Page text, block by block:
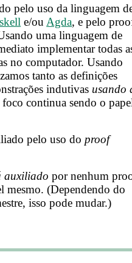
pelo uso da linguagem
e/ou Agda, e pelo
uma linguagem de
implementar todas
no computador. Usando
tanto as definições
indutivas usando
continua sendo o
pelo uso do proof
auxiliado por nenhum
mesmo. (Dependendo do
isso pode mudar.)